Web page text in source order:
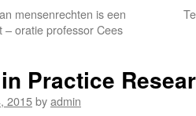
mensenrechten is een
– oratie professor Cees
Practice
2015byadmin